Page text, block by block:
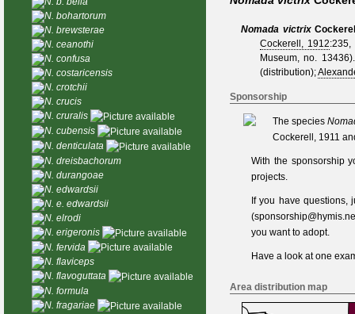
Nomada victrix
Cockerell, 1912:235,
Museum, no. 13436).
(distribution);
Sponsorship
The species
Cockerell, 1911
With the sponsorship
projects.
If you have
(
you want to adopt.
Have a look at one
Area distribution map
N. bohartorum
N. brewsterae
N. ceanothi
N. confusa
N. costaricensis
N. crotchii
N. crucis
N. cruralis
N. cubensis
N. denticulata
N. dreisbachorum
N. durangoae
N. edwardsii
N. e. edwardsii
N. elrodi
N. erigeronis
N. fervida
N. flaviceps
N. flavoguttata
N. formula
N. fragariae